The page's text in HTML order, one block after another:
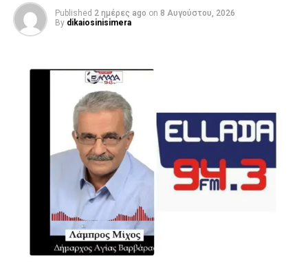
Published 2 ημέρες ago on 8 Αυγούστου, 2026
By dikaiosinisimera